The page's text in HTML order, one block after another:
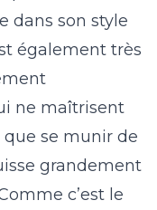
dans son style
également très
ne maîtrisent
que se munir de
grandement
c’est le